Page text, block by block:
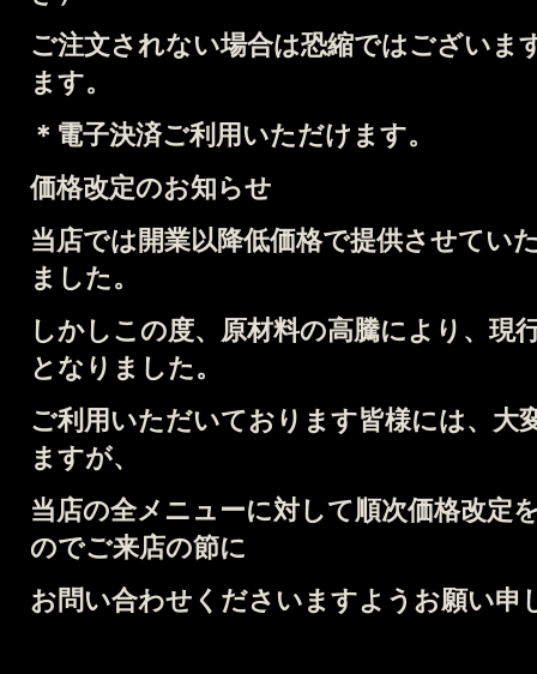
ご注文されない場合は恐縮ではございま
ます。
＊電子決済ご利用いただけます。
価格改定のお知らせ
当店では開業以降低価格で提供させてい
ました。
しかしこの度、原材料の高騰により、現
となりました。
ご利用いただいております皆様には、大
ますが、
当店の全メニューに対して順次価格改定
のでご来店の節に
お問い合わせくださいますようお願い申